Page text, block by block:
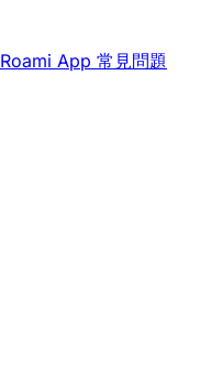
Roami App 常見問題